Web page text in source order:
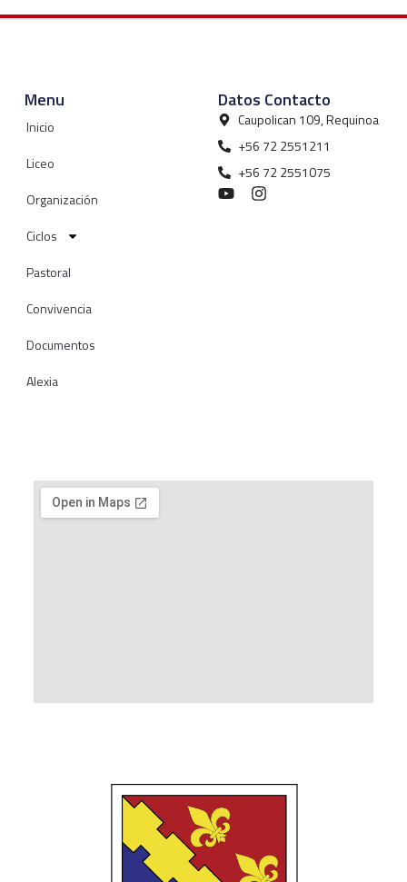
Menu
Inicio
Liceo
Organización
Ciclos
Pastoral
Convivencia
Documentos
Alexia
Datos Contacto
Caupolican 109, Requinoa
+56 72 2551211
+56 72 2551075